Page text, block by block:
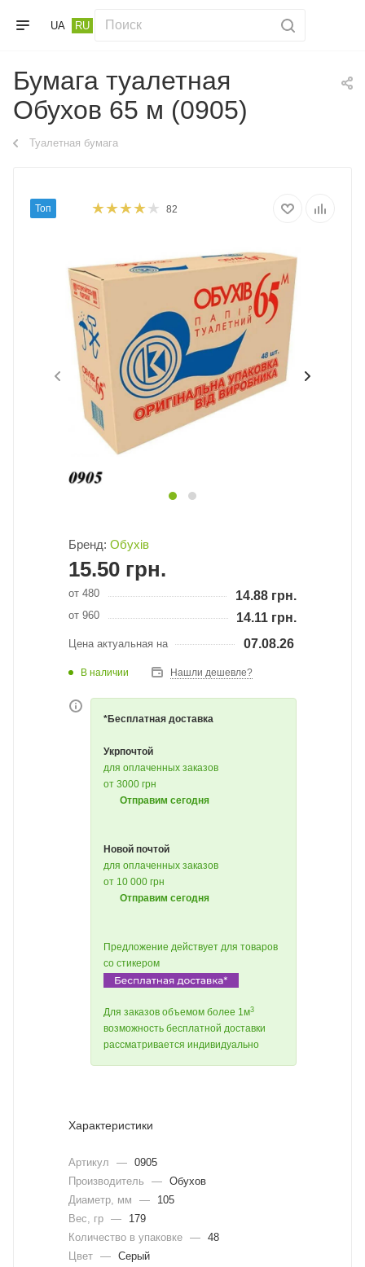
UA RU
Бумага туалетная
Обухов 65 м (0905)
Туалетная бумага
Топ 82
Бренд: Обухів
15.50 грн.
от 480 14.88 грн.
от 960 14.11 грн.
Цена актуальная на 07.08.26
В наличии Нашли дешевле?
*Бесплатная доставка
Укрпочтой
для оплаченных заказов
от 3000 грн
Отправим сегодня
Новой почтой
для оплаченных заказов
от 10 000 грн
Отправим сегодня
Предложение действует для товаров
со стикером
Для заказов объемом более 1м3
возможность бесплатной доставки
рассматривается индивидуально
Характеристики
Артикул — 0905
Производитель
— Обухов
Диаметр, мм
—
105
Вес, гр —
179
Количество в упаковке — 48
Цвет — Серый